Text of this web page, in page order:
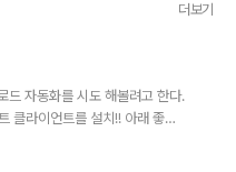
더보기
드 자동화를 시도 해볼려고 한다.
클라이언트를 설치!! 아래 좋은
transmis